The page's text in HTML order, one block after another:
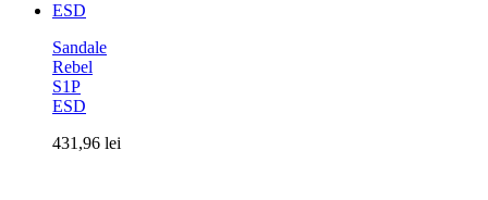
Sandale
Rebel
S1P
ESD
431,96 lei